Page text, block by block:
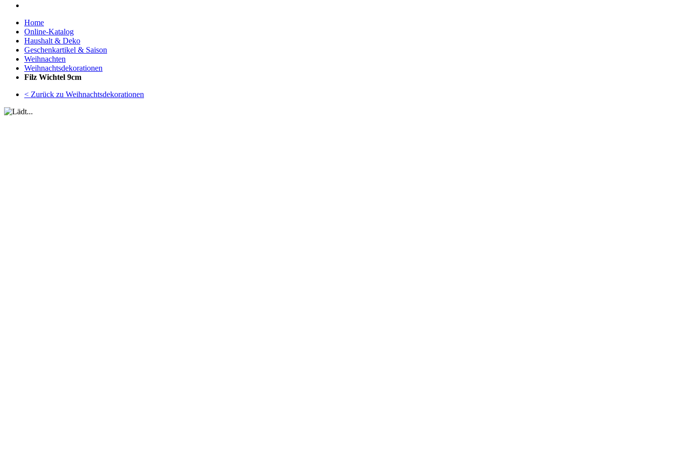
Home
Online-Katalog
Haushalt & Deko
Geschenkartikel & Saison
Weihnachten
Weihnachtsdekorationen
Filz Wichtel 9cm
< Zurück zu Weihnachtsdekorationen